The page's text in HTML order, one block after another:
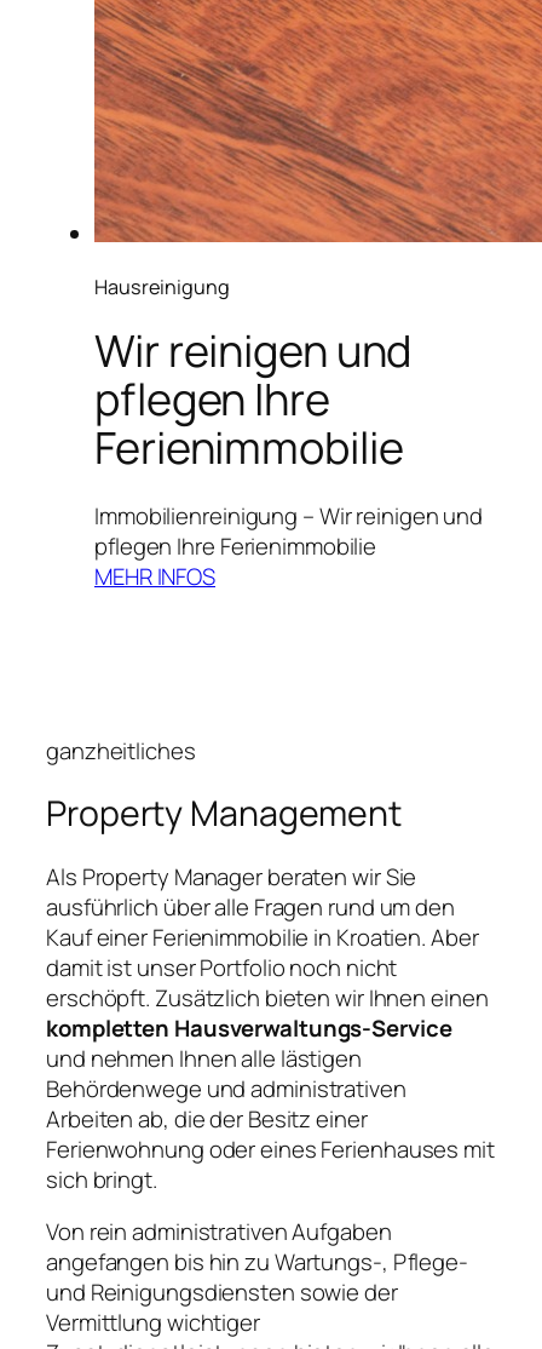
Hausreinigung
Wir reinigen und
pflegen Ihre
Ferienimmobilie
Immobilienreinigung – Wir reinigen und
pflegen Ihre Ferienimmobilie
MEHR INFOS
ganzheitliches
Property Management
Als Property Manager beraten wir Sie
ausführlich über alle Fragen rund um den
Kauf einer Ferienimmobilie in Kroatien. Aber
damit ist unser Portfolio noch nicht
erschöpft. Zusätzlich bieten wir Ihnen einen
kompletten Hausverwaltungs-Service
und nehmen Ihnen alle lästigen
Behördenwege und administrativen
Arbeiten ab, die der Besitz einer
Ferienwohnung oder eines Ferienhauses mit
sich bringt.
Von rein administrativen Aufgaben
angefangen bis hin zu Wartungs-, Pflege-
und Reinigungsdiensten sowie der
Vermittlung wichtiger